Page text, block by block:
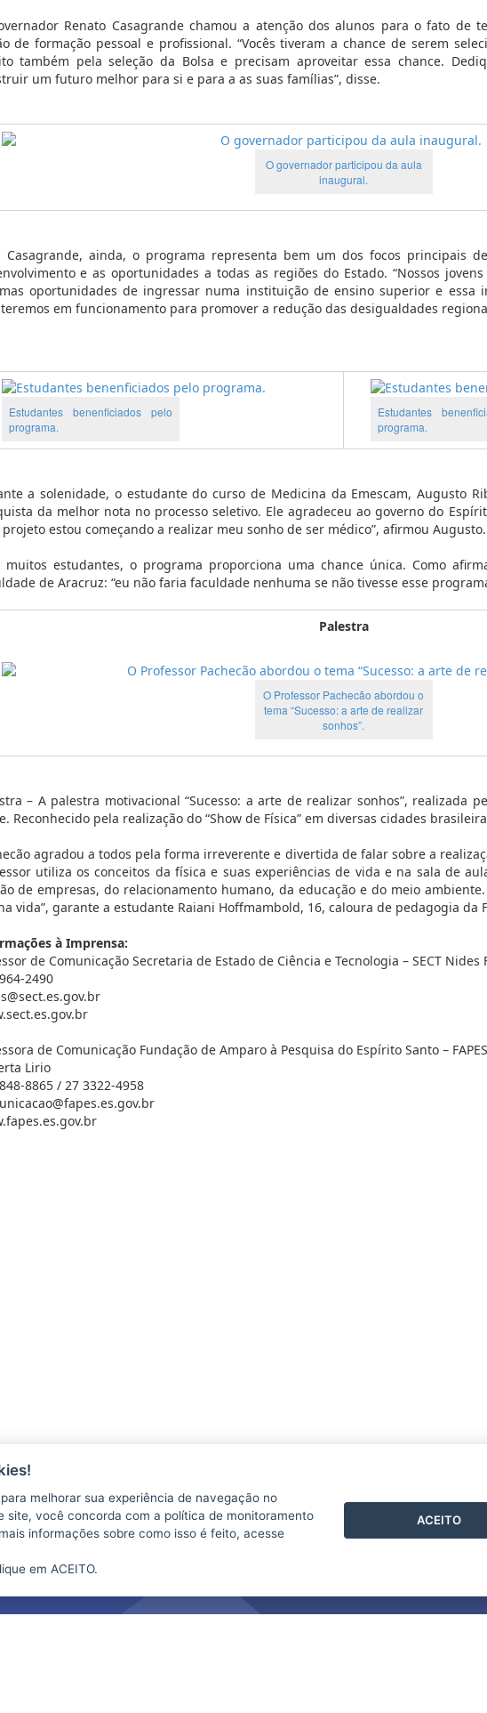
Renato Casagrande chamou a atenção dos alunos para o fato de
de formação pessoal e profissional. “Vocês tiveram a chance de serem
também pela seleção da Bolsa e precisam aproveitar essa chance.
um futuro melhor para si e para a as suas famílias”, disse.
O governador participou da aula
inaugural.
Casagrande, ainda, o programa representa bem um dos focos principais
e as oportunidades a todas as regiões do Estado. “Nossos
oportunidades de ingressar numa instituição de ensino superior e essa
em funcionamento para promover a redução das desigualdades
Estudantes benenficiados pelo
programa.
Estudantes
programa.
a solenidade, o estudante do curso de Medicina da Emescam, Augusto
da melhor nota no processo seletivo. Ele agradeceu ao governo do
estou começando a realizar meu sonho de ser médico”, afirmou Augusto.
muitos estudantes, o programa proporciona uma chance única. Como
de Aracruz: “eu não faria faculdade nenhuma se não tivesse esse
Palestra
O Professor Pachecão abordou o
tema “Sucesso: a arte de realizar
sonhos”.
– A palestra motivacional “Sucesso: a arte de realizar sonhos”, realizada
Reconhecido pela realização do “Show de Física” em diversas cidades
agradou a todos pela forma irreverente e divertida de falar sobre a
utiliza os conceitos da física e suas experiências de vida e na sala de
de empresas, do relacionamento humano, da educação e do meio
vida”, garante a estudante Raiani Hoffmambold, 16, caloura de pedagogia da
à Imprensa:
de Comunicação Secretaria de Estado de Ciência e Tecnologia – SECT Nides
2490
de Comunicação Fundação de Amparo à Pesquisa do Espírito Santo – FAPES
Lirio
8865 / 27 3322-4958
melhorar sua experiência de navegação no
site, você concorda com a política de monitoramento
informações sobre como isso é feito, acesse
em ACEITO.
ACEITO